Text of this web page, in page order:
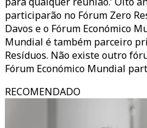
participarão no Fórum Zero
Davos e o Fórum Económico
Mundial é também parceiro
Resíduos. Não existe outro
Fórum Económico Mundial
RECOMENDADO